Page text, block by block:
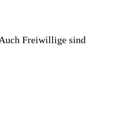
Freiwillige sind